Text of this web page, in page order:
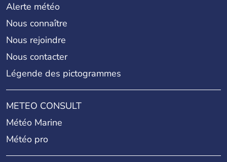
Alerte météo
Nous connaître
Nous rejoindre
Nous contacter
Légende des pictogrammes
METEO CONSULT
Météo Marine
Météo pro